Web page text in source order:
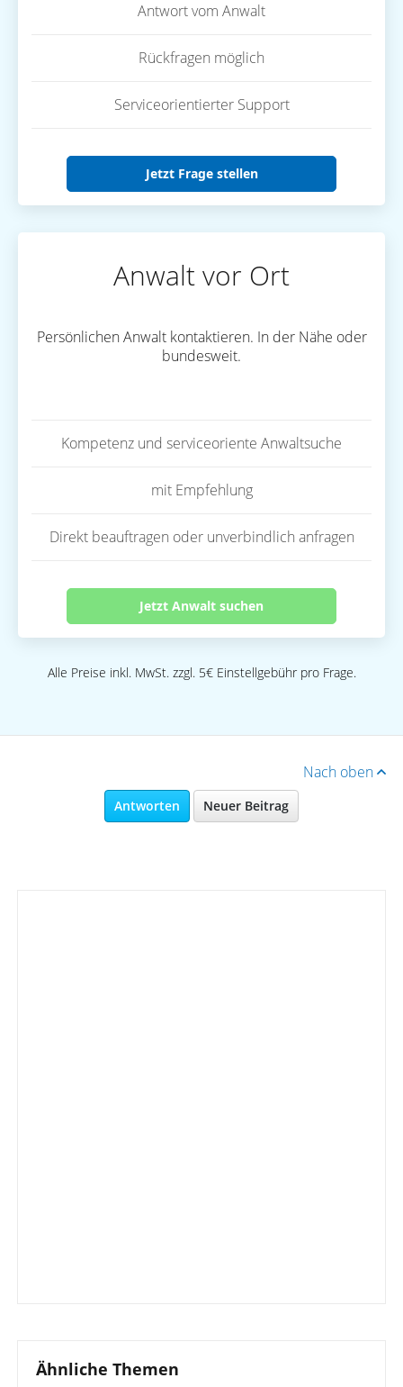
Antwort vom Anwalt
Rückfragen möglich
Serviceorientierter Support
Jetzt Frage stellen
Anwalt vor Ort
Persönlichen Anwalt kontaktieren. In der Nähe oder
bundesweit.
Kompetenz und serviceoriente Anwaltsuche
mit Empfehlung
Direkt beauftragen oder unverbindlich anfragen
Jetzt Anwalt suchen
Alle Preise inkl. MwSt. zzgl. 5€ Einstellgebühr pro Frage.
Nach oben
Antworten Neuer Beitrag
Ähnliche Themen